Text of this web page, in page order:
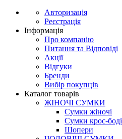
Авторизація
Реєстрація
Інформація
Про компанію
Питання та Відповіді
Акції
Відгуки
Бренди
Вибір покупців
Каталог товарів
ЖІНОЧІ СУМКИ
Сумки жіночі
Сумки крос-боді
Шопери